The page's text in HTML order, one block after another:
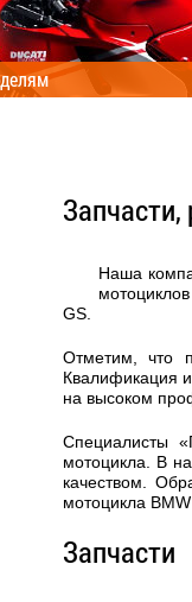
Запчасти,
Наша
GS.
Отметим, что
Квалификация
на высоком
Специалисты
мотоцикла. В
качеством.
мотоцикла
Запчасти